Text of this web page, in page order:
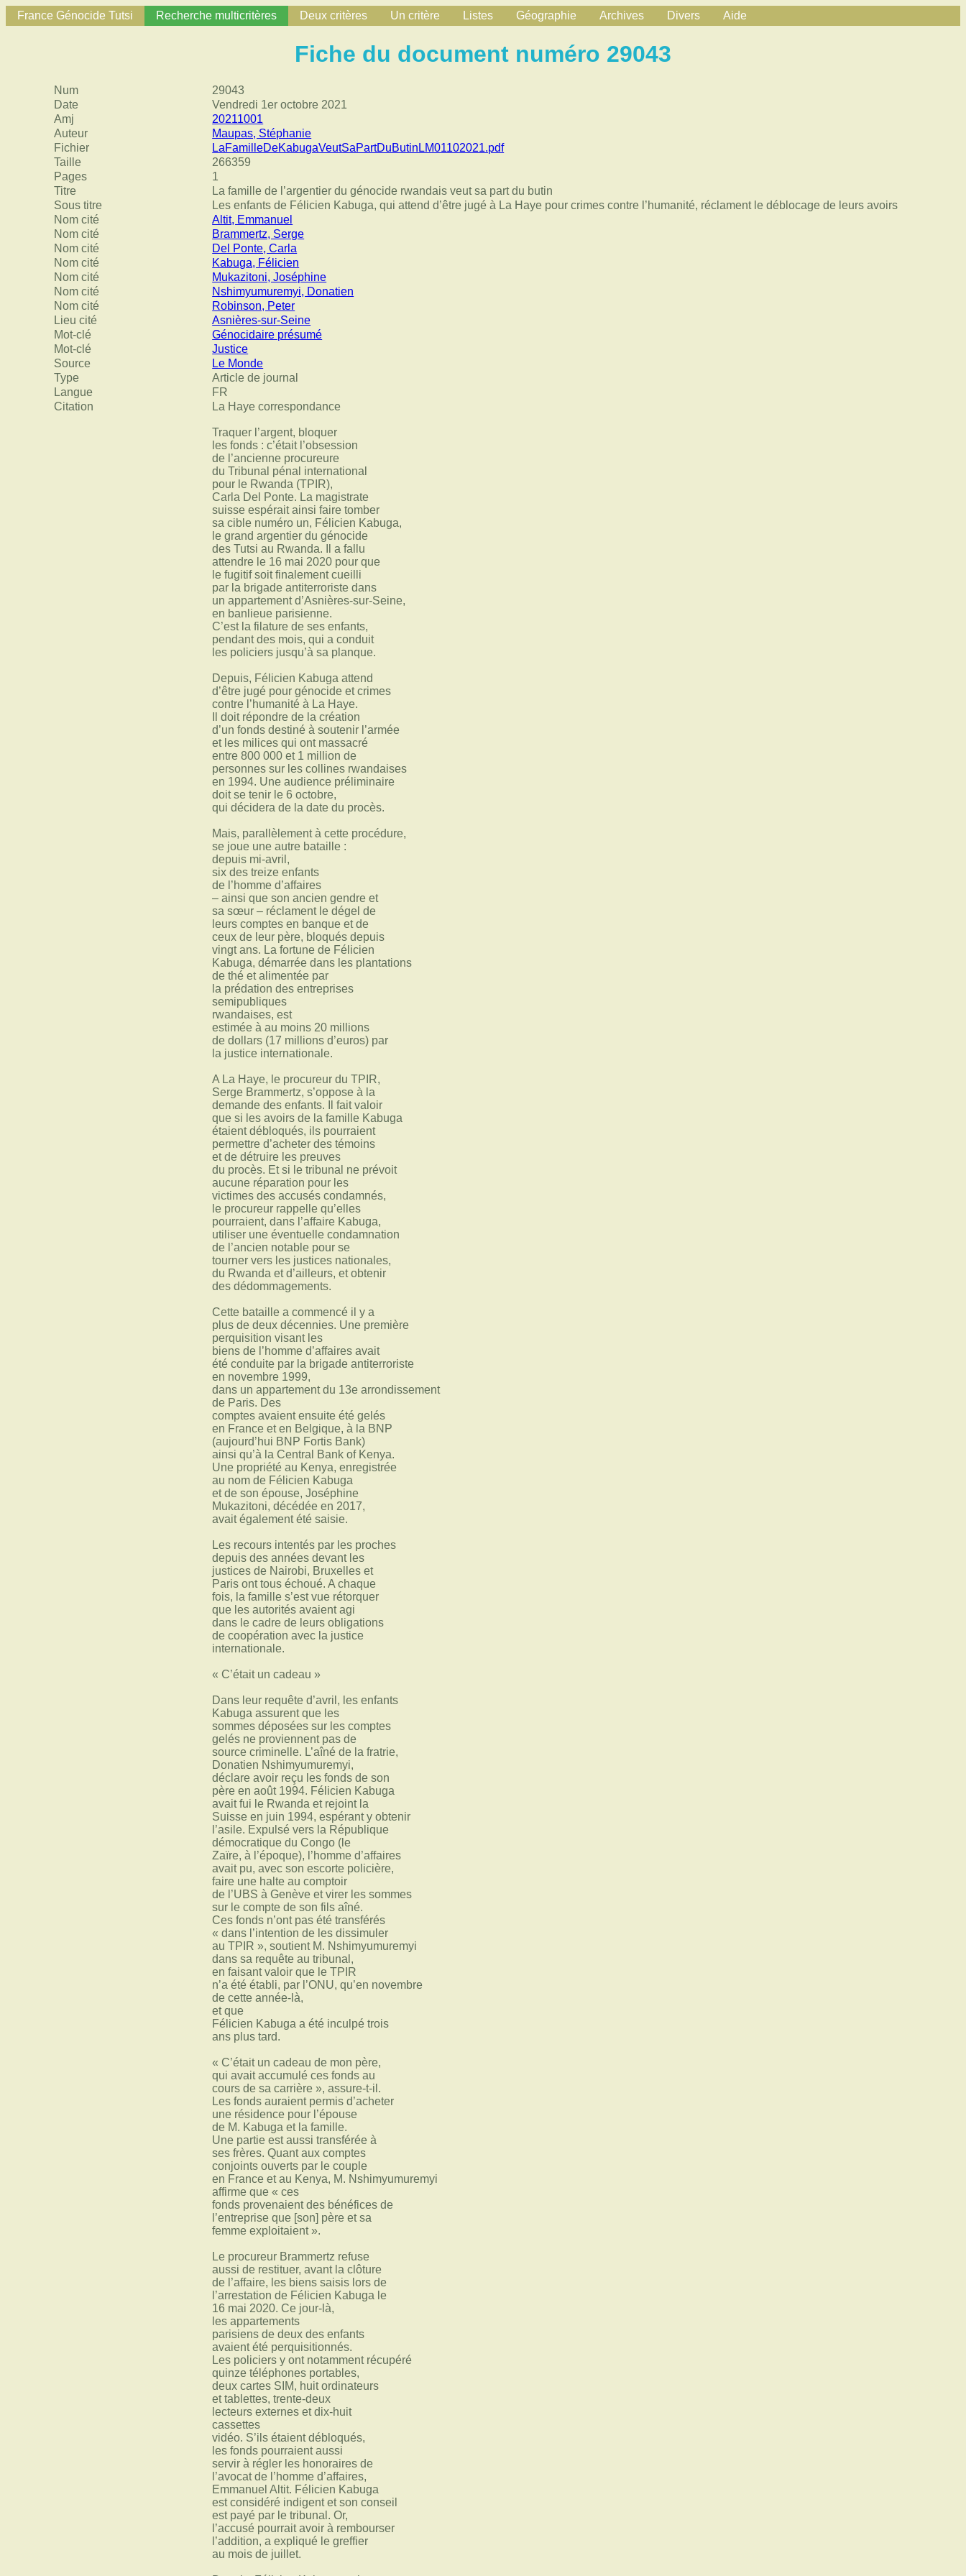
France Génocide Tutsi Recherche multicritères Deux critères Un critère Listes Géographie Archives Divers Aide
Fiche du document numéro 29043
Num
29043
Date
Vendredi 1er octobre 2021
Amj
20211001
Auteur
Maupas, Stéphanie
Fichier
LaFamilleDeKabugaVeutSaPartDuButinLM01102021.pdf
Taille
266359
Pages
1
Titre
La famille de l’argentier du génocide rwandais veut sa part du butin
Sous titre
Les enfants de Félicien Kabuga, qui attend d’être jugé à La Haye pour crimes contre l’humanité, réclament le déblocage de leurs avoirs
Nom cité
Altit, Emmanuel
Nom cité
Brammertz, Serge
Nom cité
Del Ponte, Carla
Nom cité
Kabuga, Félicien
Nom cité
Mukazitoni, Joséphine
Nom cité
Nshimyumuremyi, Donatien
Nom cité
Robinson, Peter
Lieu cité
Asnières-sur-Seine
Mot-clé
Génocidaire présumé
Mot-clé
Justice
Source
Le Monde
Type
Article de journal
Langue
FR
Citation
La Haye correspondance
Traquer l’argent, bloquer
les fonds : c’était l’obsession
de l’ancienne procureure
du Tribunal pénal international
pour le Rwanda (TPIR),
Carla Del Ponte. La magistrate
suisse espérait ainsi faire tomber
sa cible numéro un, Félicien Kabuga,
le grand argentier du génocide
des Tutsi au Rwanda. Il a fallu
attendre le 16 mai 2020 pour que
le fugitif soit finalement cueilli
par la brigade antiterroriste dans
un appartement d’Asnières-sur-Seine,
en banlieue parisienne.
C’est la filature de ses enfants,
pendant des mois, qui a conduit
les policiers jusqu’à sa planque.
Depuis, Félicien Kabuga attend
d’être jugé pour génocide et crimes
contre l’humanité à La Haye.
Il doit répondre de la création
d’un fonds destiné à soutenir l’armée
et les milices qui ont massacré
entre 800 000 et 1 million de
personnes sur les collines rwandaises
en 1994. Une audience préliminaire
doit se tenir le 6 octobre,
qui décidera de la date du procès.
Mais, parallèlement à cette procédure,
se joue une autre bataille :
depuis mi-avril,
six des treize enfants
de l’homme d’affaires
– ainsi que son ancien gendre et
sa sœur – réclament le dégel de
leurs comptes en banque et de
ceux de leur père, bloqués depuis
vingt ans. La fortune de Félicien
Kabuga, démarrée dans les plantations
de thé et alimentée par
la prédation des entreprises
semipubliques
rwandaises, est
estimée à au moins 20 millions
de dollars (17 millions d’euros) par
la justice internationale.
A La Haye, le procureur du TPIR,
Serge Brammertz, s’oppose à la
demande des enfants. Il fait valoir
que si les avoirs de la famille Kabuga
étaient débloqués, ils pourraient
permettre d’acheter des témoins
et de détruire les preuves
du procès. Et si le tribunal ne prévoit
aucune réparation pour les
victimes des accusés condamnés,
le procureur rappelle qu’elles
pourraient, dans l’affaire Kabuga,
utiliser une éventuelle condamnation
de l’ancien notable pour se
tourner vers les justices nationales,
du Rwanda et d’ailleurs, et obtenir
des dédommagements.
Cette bataille a commencé il y a
plus de deux décennies. Une première
perquisition visant les
biens de l’homme d’affaires avait
été conduite par la brigade antiterroriste
en novembre 1999,
dans un appartement du 13e arrondissement
de Paris. Des
comptes avaient ensuite été gelés
en France et en Belgique, à la BNP
(aujourd’hui BNP Fortis Bank)
ainsi qu’à la Central Bank of Kenya.
Une propriété au Kenya, enregistrée
au nom de Félicien Kabuga
et de son épouse, Joséphine
Mukazitoni, décédée en 2017,
avait également été saisie.
Les recours intentés par les proches
depuis des années devant les
justices de Nairobi, Bruxelles et
Paris ont tous échoué. A chaque
fois, la famille s’est vue rétorquer
que les autorités avaient agi
dans le cadre de leurs obligations
de coopération avec la justice
internationale.
« C’était un cadeau »
Dans leur requête d’avril, les enfants
Kabuga assurent que les
sommes déposées sur les comptes
gelés ne proviennent pas de
source criminelle. L’aîné de la fratrie,
Donatien Nshimyumuremyi,
déclare avoir reçu les fonds de son
père en août 1994. Félicien Kabuga
avait fui le Rwanda et rejoint la
Suisse en juin 1994, espérant y obtenir
l’asile. Expulsé vers la République
démocratique du Congo (le
Zaïre, à l’époque), l’homme d’affaires
avait pu, avec son escorte policière,
faire une halte au comptoir
de l’UBS à Genève et virer les sommes
sur le compte de son fils aîné.
Ces fonds n’ont pas été transférés
« dans l’intention de les dissimuler
au TPIR », soutient M. Nshimyumuremyi
dans sa requête au tribunal,
en faisant valoir que le TPIR
n’a été établi, par l’ONU, qu’en novembre
de cette année-là,
et que
Félicien Kabuga a été inculpé trois
ans plus tard.
« C’était un cadeau de mon père,
qui avait accumulé ces fonds au
cours de sa carrière », assure-t-il.
Les fonds auraient permis d’acheter
une résidence pour l’épouse
de M. Kabuga et la famille.
Une partie est aussi transférée à
ses frères. Quant aux comptes
conjoints ouverts par le couple
en France et au Kenya, M. Nshimyumuremyi
affirme que « ces
fonds provenaient des bénéfices de
l’entreprise que [son] père et sa
femme exploitaient ».
Le procureur Brammertz refuse
aussi de restituer, avant la clôture
de l’affaire, les biens saisis lors de
l’arrestation de Félicien Kabuga le
16 mai 2020. Ce jour-là,
les appartements
parisiens de deux des enfants
avaient été perquisitionnés.
Les policiers y ont notamment récupéré
quinze téléphones portables,
deux cartes SIM, huit ordinateurs
et tablettes, trente-deux
lecteurs externes et dix-huit
cassettes
vidéo. S’ils étaient débloqués,
les fonds pourraient aussi
servir à régler les honoraires de
l’avocat de l’homme d’affaires,
Emmanuel Altit. Félicien Kabuga
est considéré indigent et son conseil
est payé par le tribunal. Or,
l’accusé pourrait avoir à rembourser
l’addition, a expliqué le greffier
au mois de juillet.